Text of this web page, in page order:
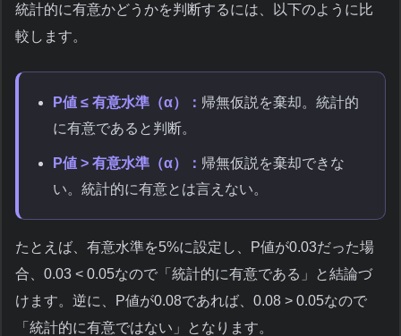
統計的に有意かどうかを判断するには、以下のように比
較します。
P値 ≤ 有意水準（α）： 帰無仮説を棄却。統計的
に有意であると判断。
P値 > 有意水準（α）： 帰無仮説を棄却できな
い。統計的に有意とは言えない。
たとえば、有意水準を5%に設定し、P値が0.03だった場
合、0.03 < 0.05なので「統計的に有意である」と結論づ
けます。逆に、P値が0.08であれば、0.08 > 0.05なので
「統計的に有意ではない」となります。